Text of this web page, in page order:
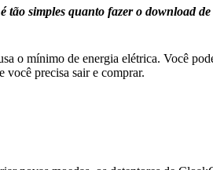
tão simples quanto fazer o download
o mínimo de energia elétrica. Você
você precisa sair e comprar.